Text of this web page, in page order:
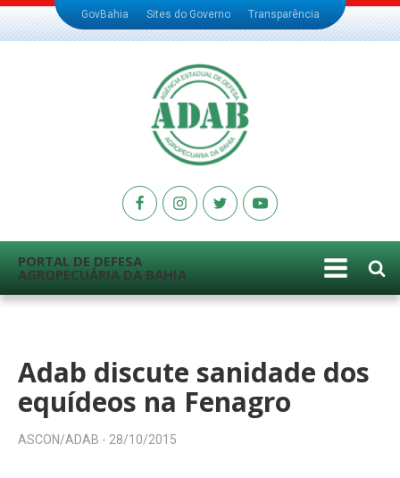
GovBahia Sites do Governo Transparência
PORTAL DE DEFESA
AGROPECUÁRIA DA BAHIA
Adab discute sanidade dos
equídeos na Fenagro
ASCON/ADAB - 28/10/2015